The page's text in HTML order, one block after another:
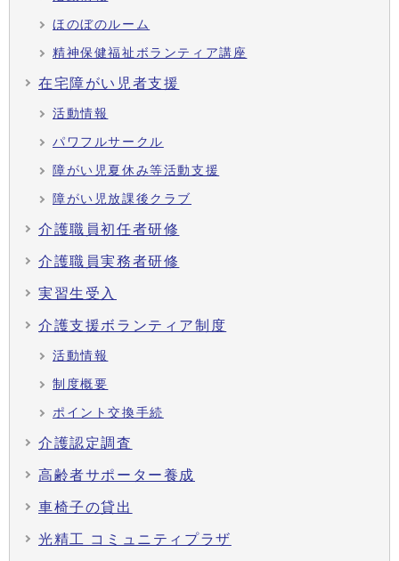
ほのぼのルーム
精神保健福祉ボランティア講座
在宅障がい児者支援
活動情報
パワフルサークル
障がい児夏休み等活動支援
障がい児放課後クラブ
介護職員初任者研修
介護職員実務者研修
実習生受入
介護支援ボランティア制度
活動情報
制度概要
ポイント交換手続
介護認定調査
高齢者サポーター養成
車椅子の貸出
光精工 コミュニティプラザ